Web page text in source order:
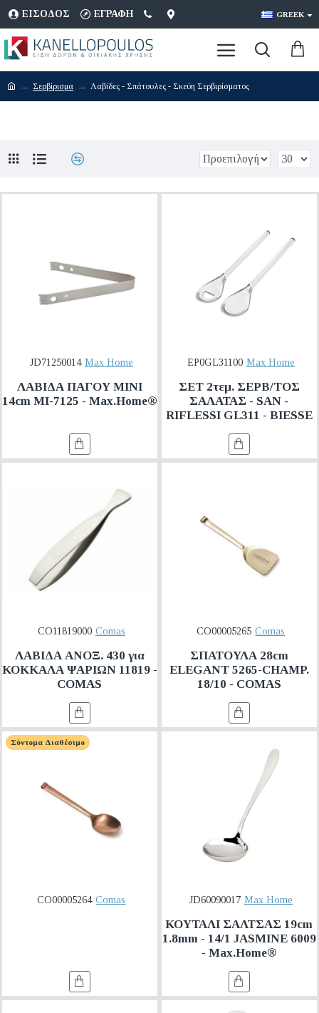
ΕΊΣΟΔΟΣ ΕΓΡΑΦΉ GREEK
Σερβίρισμα Λαβίδες - Σπάτουλες - Σκεύη Σερβιρίσματος
JD71250014 Max Home
ΛΑΒΙΔΑ ΠΑΓΟΥ ΜΙΝΙ
14cm MI-7125 - Max.Home®
EP0GL31100 Max Home
ΣΕΤ 2τεμ. ΣΕΡΒ/ΤΟΣ
ΣΑΛΑΤΑΣ - SAN -
RIFLESSI GL311 - BIESSE
CO11819000 Comas
ΛΑΒΙΔΑ ΑΝΟΞ. 430 για
ΚΟΚΚΑΛΑ ΨΑΡΙΩΝ 11819 -
COMAS
CO00005265 Comas
ΣΠΑΤΟΥΛΑ 28cm
ELEGANT 5265-CHAMP.
18/10 - COMAS
Σύντομα Διαθέσιμο
CO00005264 Comas JD60090017 Max Home
ΚΟΥΤΑΛΙ ΣΑΛΤΣΑΣ 19cm
1.8mm - 14/1 JASMINE 6009
- Max.Home®